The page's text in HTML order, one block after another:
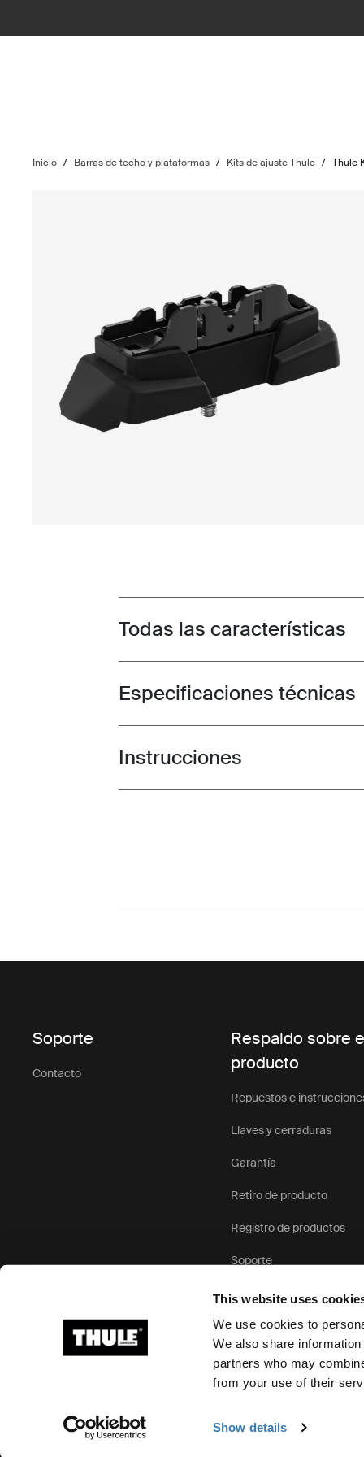
This website uses
We use cookies to
We also share
partners who may
from your use of their
Show details
Inicio / Barras de techo y plataformas / Kits de ajuste Thule / Thule
Toggle features
Todas las características
Toggle techspec
Especificaciones técnicas
Toggle guides and instructions
Instrucciones
Soporte
Contacto
Respaldo sobre
producto
Repuestos e
Llaves y cerraduras
Garantía
Retiro de producto
Registro de productos
Soporte
Ⓒ 2026 Thule Group Todos los derechos reservados